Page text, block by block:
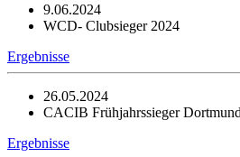
9.06.2024
WCD- Clubsieger 2024
Ergebnisse
26.05.2024
CACIB Frühjahrssieger Dortmund
Ergebnisse